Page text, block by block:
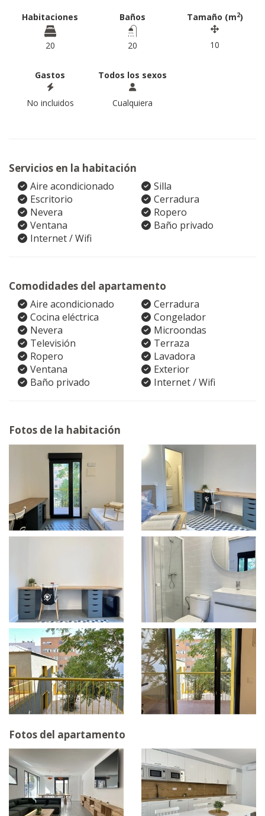
Habitaciones
20
Baños
20
Tamaño (m2)
10
Gastos
No incluidos
Todos los sexos
Cualquiera
Servicios en la habitación
Aire acondicionado
Silla
Escritorio
Cerradura
Nevera
Ropero
Ventana
Baño privado
Internet / Wifi
Comodidades del apartamento
Aire acondicionado
Cerradura
Cocina eléctrica
Congelador
Nevera
Microondas
Televisión
Terraza
Ropero
Lavadora
Ventana
Exterior
Baño privado
Internet / Wifi
Fotos de la habitación
Fotos del apartamento